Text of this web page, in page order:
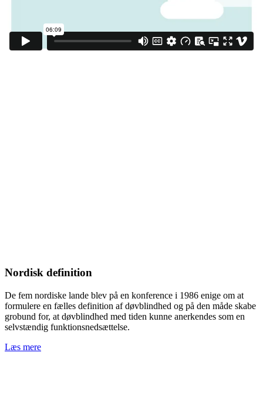
Nordisk definition
De fem nordiske lande blev på en konference i 1986 enige om at
formulere en fælles definition af døvblindhed og på den måde skabe
grobund for, at døvblindhed med tiden kunne anerkendes som en
selvstændig funktionsnedsættelse.
Læs mere